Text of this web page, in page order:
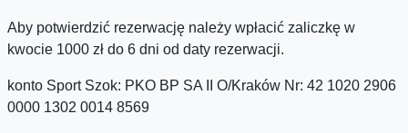
Aby potwierdzić rezerwację należy wpłacić zaliczkę w
kwocie 1000 zł do 6 dni od daty rezerwacji.
konto Sport Szok: PKO BP SA II O/Kraków Nr: 42 1020 2906
0000 1302 0014 8569